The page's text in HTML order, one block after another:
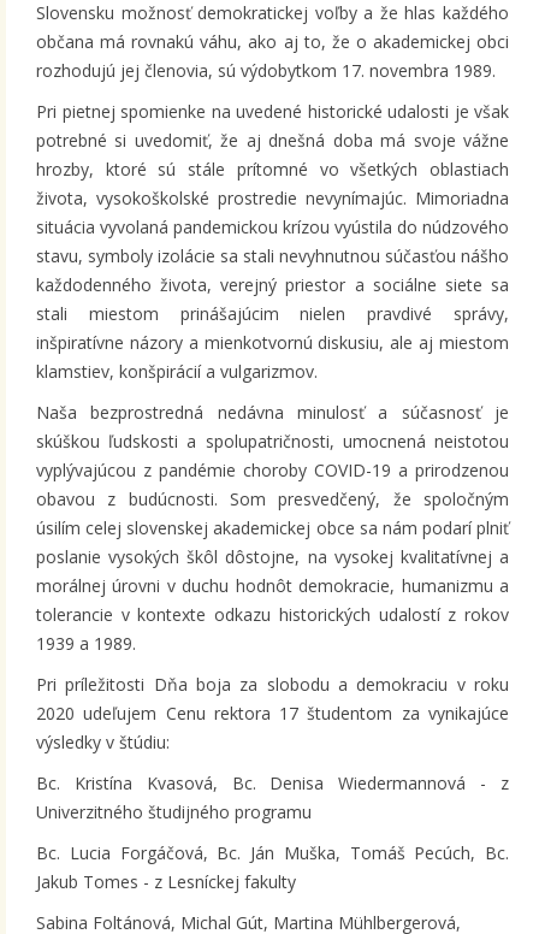
Slovensku možnosť demokratickej voľby a že hlas každého
občana má rovnakú váhu, ako aj to, že o akademickej obci
rozhodujú jej členovia, sú výdobytkom 17. novembra 1989.
Pri pietnej spomienke na uvedené historické udalosti je však
potrebné si uvedomiť, že aj dnešná doba má svoje vážne
hrozby, ktoré sú stále prítomné vo všetkých oblastiach
života, vysokoškolské prostredie nevynímajúc. Mimoriadna
situácia vyvolaná pandemickou krízou vyústila do núdzového
stavu, symboly izolácie sa stali nevyhnutnou súčasťou nášho
každodenného života, verejný priestor a sociálne siete sa
stali miestom prinášajúcim nielen pravdivé správy,
inšpiratívne názory a mienkotvornú diskusiu, ale aj miestom
klamstiev, konšpirácií a vulgarizmov.
Naša bezprostredná nedávna minulosť a súčasnosť je
skúškou ľudskosti a spolupatričnosti, umocnená neistotou
vyplývajúcou z pandémie choroby COVID-19 a prirodzenou
obavou z budúcnosti. Som presvedčený, že spoločným
úsilím celej slovenskej akademickej obce sa nám podarí plniť
poslanie vysokých škôl dôstojne, na vysokej kvalitatívnej a
morálnej úrovni v duchu hodnôt demokracie, humanizmu a
tolerancie v kontexte odkazu historických udalostí z rokov
1939 a 1989.
Pri príležitosti Dňa boja za slobodu a demokraciu v roku
2020 udeľujem Cenu rektora 17 študentom za vynikajúce
výsledky v štúdiu:
Bc. Kristína Kvasová, Bc. Denisa Wiedermannová - z
Univerzitného študijného programu
Bc. Lucia Forgáčová, Bc. Ján Muška, Tomáš Pecúch, Bc.
Jakub Tomes - z Lesníckej fakulty
Sabina Foltánová, Michal Gút, Martina Mühlbergerová,